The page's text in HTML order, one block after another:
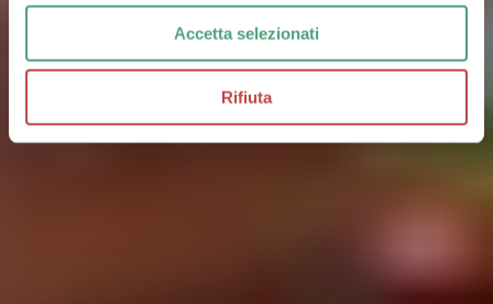
Accetta selezionati
Rifiuta